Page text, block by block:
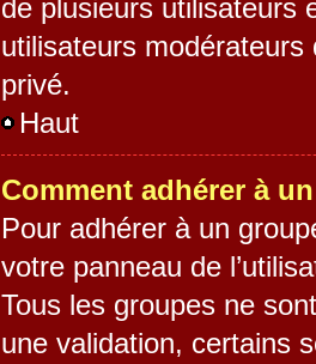
de plusieurs utilisateurs
utilisateurs modérateurs
privé.
Haut
Comment adhérer à
Pour adhérer à un
votre panneau de
Tous les groupes ne
une validation, certains